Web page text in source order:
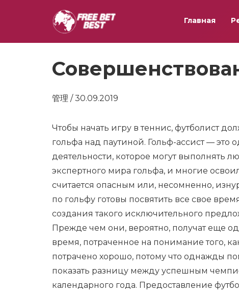
Главная
管理 / 30.09.2019
Чтобы начать игру в теннис, футболист
гольфа над паутиной. Гольф-ассист —
деятельности, которое могут выполнять
экспертного мира гольфа, и многие
считается опасным или, несомненно,
по гольфу готовы посвятить все свое
создания такого исключительного
Прежде чем они, вероятно, получат еще
время, потраченное на понимание того,
потрачено хорошо, потому что однажды
показать разницу между успешным
календарного года. Предоставление